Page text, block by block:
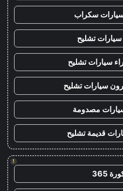
سكراب
تشليح
سيارات تشليح
سيارات تشليح
مصدومة
قديمة تشليح
!
365